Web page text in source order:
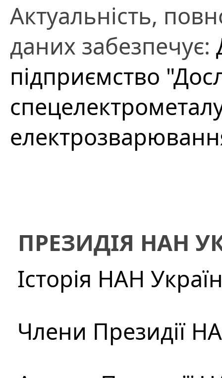
Актуальність,
даних забезпечує:
підприємство
ПРЕЗИДІЯ НАН
Історія НАН
Члени Президії